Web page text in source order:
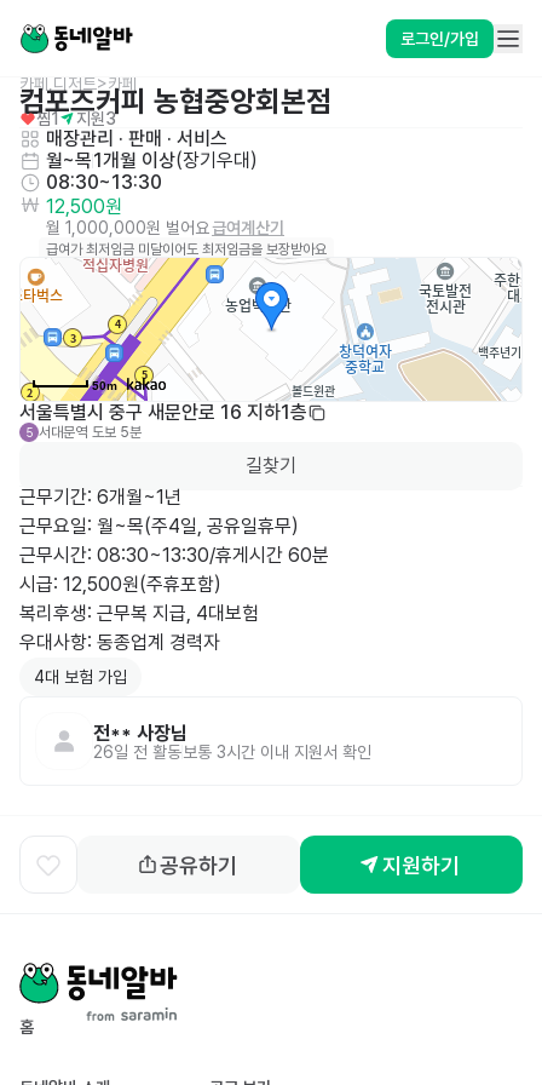
로그인/가입
카페,디저트>카페
컴포즈커피 농협중앙회본점
찜1 지원3
매장관리 · 판매 · 서비스
월~목1개월 이상(장기우대 )
08:30~13:30
12,500원
월 1,000,000원 벌어요급여계산기
급여가 최저임금 미달이어도 최저임금을 보장받아요
50m
서울특별시 중구 새문안로 16 지하1층
5 서대문역 도보 5분
길찾기
근무기간: 6개월~1년
근무요일: 월~목(주4일, 공유일휴무)
근무시간: 08:30~13:30/휴게시간 60분
시급: 12,500원(주휴포함)
복리후생: 근무복 지급, 4대보험
우대사항: 동종업계 경력자
4대 보험 가입
전** 사장님
26일 전 활동 보통 3시간 이내 지원서 확인
공유하기 지원하기
홈